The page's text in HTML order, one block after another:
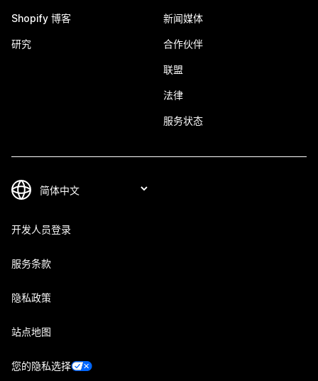
Shopify 博客
研究
新闻媒体
合作伙伴
联盟
法律
服务状态
开发人员登录
服务条款
隐私政策
站点地图
您的隐私选择